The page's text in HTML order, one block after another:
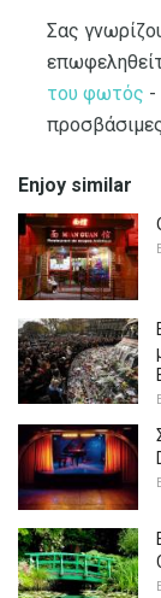
Σας
του φωτός -
Enjoy similar